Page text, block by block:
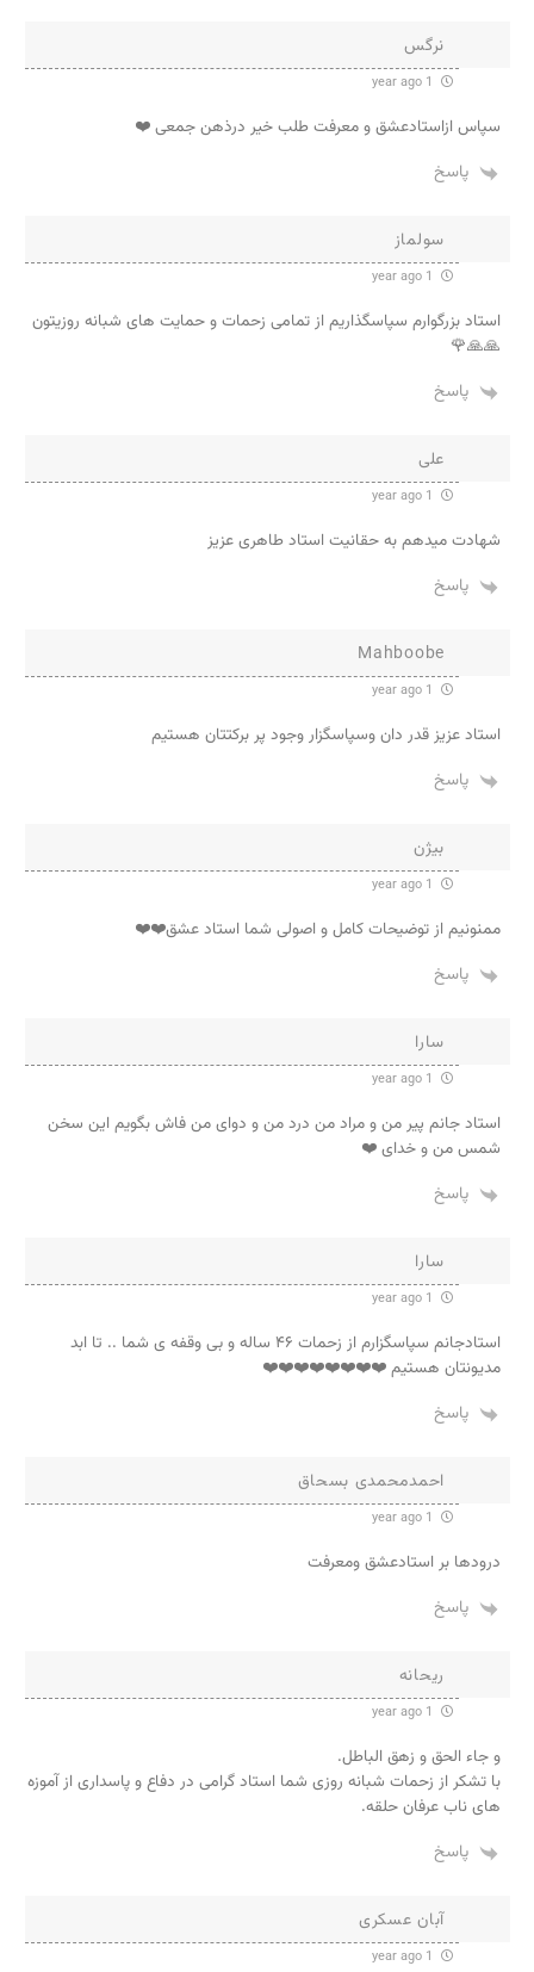
نرگس
سپاس ازاستادعشق و معرفت طلب خیر درذهن جمعی ❤️
پاسخ
سولماز
استاد بزرگوارم سپاسگذاریم از تمامی زحمات و حمایت های شبانه روزیتون
🙏🙏🌹
پاسخ
علی
شهادت میدهم به حقانیت استاد طاهری عزیز
پاسخ
Mahboobe
استاد عزیز قدر دان وسپاسگزار وجود پر برکتتان هستیم
پاسخ
بیژن
ممنونیم از توضیحات کامل و اصولی شما استاد عشق❤️❤️
پاسخ
سارا
استاد جانم پیر من و مراد من درد من و دوای من فاش بگویم این سخن
شمس من و خدای ❤️
پاسخ
سارا
استادجانم سپاسگزارم از زحمات ۴۶ ساله و بی وقفه ی شما .. تا ابد
مدیونتان هستیم ❤️❤️❤️❤️❤️❤️❤️❤️
پاسخ
احمدمحمدی بسحاق
درودها بر استادعشق ومعرفت
پاسخ
ریحانه
و جاء الحق و زهق الباطل.
با تشکر از زحمات شبانه روزی شما استاد گرامی در دفاع و پاسداری از آموزه
های ناب عرفان حلقه.
پاسخ
آبان عسکری